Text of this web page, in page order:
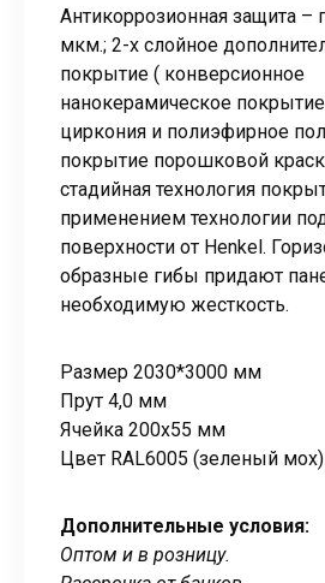
Антикоррозионная защита –
мкм.; 2-х слойное
покрытие ( конверсионное
нанокерамическое
циркония и полиэфирное
покрытие порошковой
стадийная технология
применением технологии
поверхности от Henkel.
образные гибы придают
необходимую жесткость.
Размер 2030*3000 мм
Прут 4,0 мм
Ячейка 200х55 мм
Цвет RAL6005 (зеленый мох)
Дополнительные условия:
Оптом и в розницу.